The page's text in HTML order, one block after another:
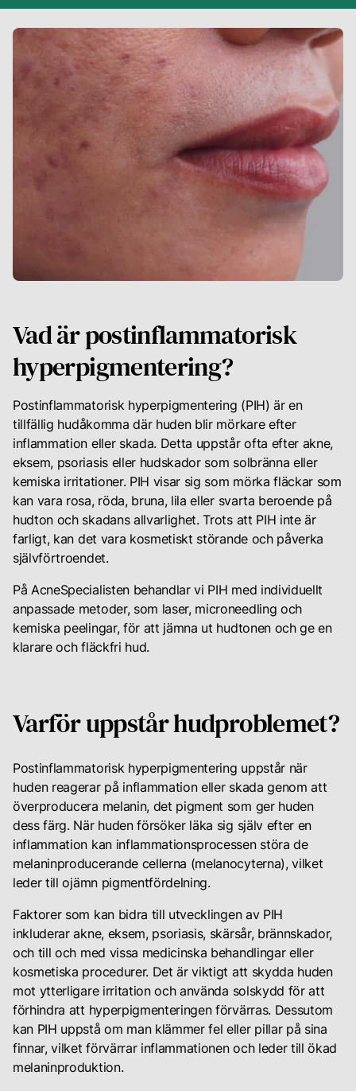
Om
oss
Vår
hudterapeuter
för
att
se
dina
samt
chatta
med
din
personliga
hudterapeut
Till inloggning
Vad är postinflammatorisk
hyperpigmentering?
Postinflammatorisk hyperpigmentering (PIH) är en
tillfällig hudåkomma där huden blir mörkare efter
inflammation eller skada. Detta uppstår ofta efter akne,
eksem, psoriasis eller hudskador som solbränna eller
kemiska irritationer. PIH visar sig som mörka fläckar som
kan vara rosa, röda, bruna, lila eller svarta beroende på
hudton och skadans allvarlighet. Trots att PIH inte är
farligt, kan det vara kosmetiskt störande och påverka
självförtroendet.
På AcneSpecialisten behandlar vi PIH med individuellt
anpassade metoder, som laser, microneedling och
kemiska peelingar, för att jämna ut hudtonen och ge en
klarare och fläckfri hud.
Varför uppstår hudproblemet?
Postinflammatorisk hyperpigmentering uppstår när
huden reagerar på inflammation eller skada genom att
överproducera melanin, det pigment som ger huden
dess färg. När huden försöker läka sig själv efter en
inflammation kan inflammationsprocessen störa de
melaninproducerande cellerna (melanocyterna), vilket
leder till ojämn pigmentfördelning.
Faktorer som kan bidra till utvecklingen av PIH
inkluderar akne, eksem, psoriasis, skärsår, brännskador,
och till och med vissa medicinska behandlingar eller
kosmetiska procedurer. Det är viktigt att skydda huden
mot ytterligare irritation och använda solskydd för att
förhindra att hyperpigmenteringen förvärras. Dessutom
kan PIH uppstå om man klämmer fel eller pillar på sina
finnar, vilket förvärrar inflammationen och leder till ökad
melaninproduktion.